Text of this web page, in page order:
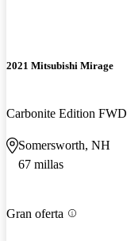
2021 Mitsubishi Mirage
Carbonite Edition FWD
Somersworth, NH
67 millas
Gran oferta